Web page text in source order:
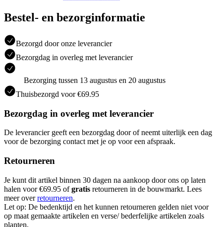
Bestel- en bezorginformatie
Bezorgd door onze leverancier
Bezorgdag in overleg met leverancier
Bezorging tussen 13 augustus en 20 augustus
Thuisbezorgd voor €69.95
Bezorgdag in overleg met leverancier
De leverancier geeft een bezorgdag door of neemt uiterlijk een dag
voor de bezorging contact met je op voor een afspraak.
Retourneren
Je kunt dit artikel binnen 30 dagen na aankoop door ons op laten
halen voor €69.95 ofgratis retourneren in de bouwmarkt. Lees
meer overretourneren.
Let op: De bedenktijd en het kunnen retourneren gelden niet voor
op maat gemaakte artikelen en verse/ bederfelijke artikelen zoals
planten.